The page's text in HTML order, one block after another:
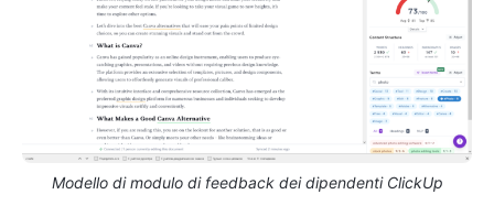
Modello di modulo di feedback dei dipendenti ClickUp